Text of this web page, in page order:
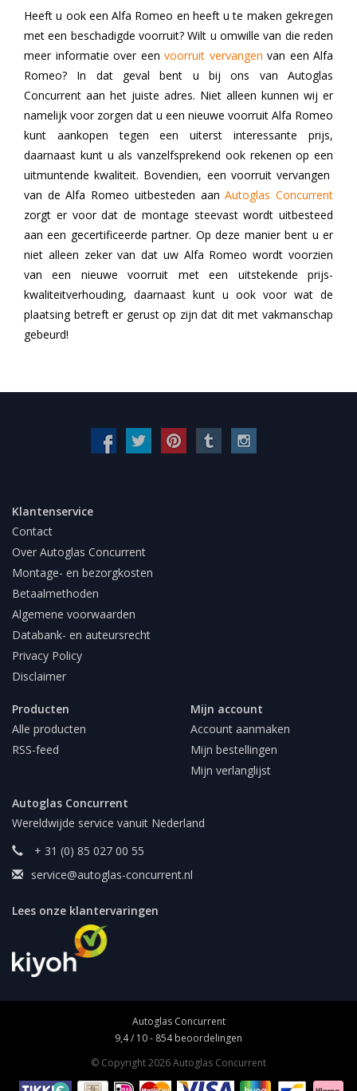
Heeft u ook een Alfa Romeo en heeft u te maken gekregen
met een beschadigde voorruit? Wilt u omwille van die reden
meer informatie over een voorruit vervangen van een Alfa
Romeo? In dat geval bent u bij ons van Autoglas
Concurrent aan het juiste adres. Niet alleen kunnen wij er
namelijk voor zorgen dat u een nieuwe voorruit Alfa Romeo
kunt aankopen tegen een uiterst interessante prijs,
daarnaast kunt u als vanzelfsprekend ook rekenen op een
uitmuntende kwaliteit. Bovendien, een voorruit vervangen
van de Alfa Romeo uitbesteden aanAutoglas Concurrent
zorgt er voor dat de montage steevast wordt uitbesteed
aan een gecertificeerde partner. Op deze manier bent u er
niet alleen zeker van dat uw Alfa Romeo wordt voorzien
van een nieuwe voorruit met een uitstekende prijs-
kwaliteitverhouding, daarnaast kunt u ook voor wat de
plaatsing betreft er gerust op zijn dat dit met vakmanschap
gebeurd!
Klantenservice
Contact
Over Autoglas Concurrent
Montage- en bezorgkosten
Betaalmethoden
Algemene voorwaarden
Databank- en auteursrecht
Privacy Policy
Disclaimer
Producten
Alle producten
RSS-feed
Mijn account
Account aanmaken
Mijn bestellingen
Mijn verlanglijst
Autoglas Concurrent
Wereldwijde service vanuit Nederland
+ 31 (0) 85 027 00 55
service@autoglas-concurrent.nl
Lees onze klantervaringen
Autoglas Concurrent
9,4/ 10- 854beoordelingen
© Copyright 2026 Autoglas Concurrent